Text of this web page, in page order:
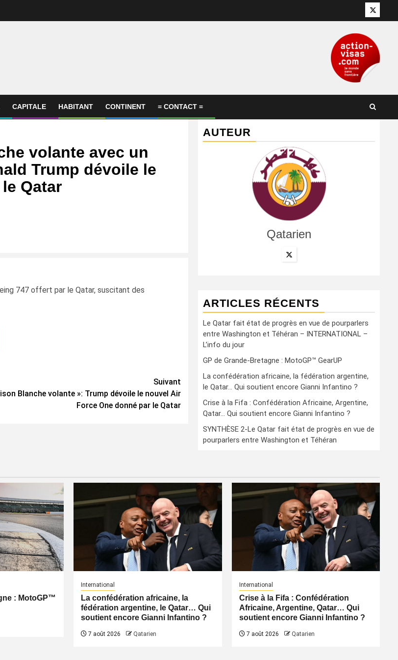
Twitter
CAPITALE HABITANT CONTINENT = CONTACT =
volante avec un
Trump dévoile le
Qatar
747 offert par le Qatar, suscitant des
Suivant
Blanche volante »: Trump dévoile le nouvel Air
Force One donné par le Qatar
AUTEUR
Qatarien
ARTICLES RÉCENTS
Le Qatar fait état de progrès en vue de pourparlers
entre Washington et Téhéran – INTERNATIONAL –
L’info du jour
GP de Grande-Bretagne : MotoGP™ GearUP
La confédération africaine, la fédération argentine,
le Qatar… Qui soutient encore Gianni Infantino ?
Crise à la Fifa : Confédération Africaine, Argentine,
Qatar… Qui soutient encore Gianni Infantino ?
SYNTHÈSE 2-Le Qatar fait état de progrès en vue de
pourparlers entre Washington et Téhéran
: MotoGP™
International
La confédération africaine, la
fédération argentine, le Qatar… Qui
soutient encore Gianni Infantino ?
7 août 2026 Qatarien
International
Crise à la Fifa : Confédération
Africaine, Argentine, Qatar… Qui
soutient encore Gianni Infantino ?
7 août 2026 Qatarien